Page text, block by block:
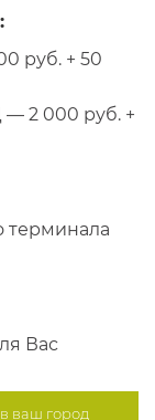
руб. + 50
2 000 руб. +
терминала
Вас
ваш город